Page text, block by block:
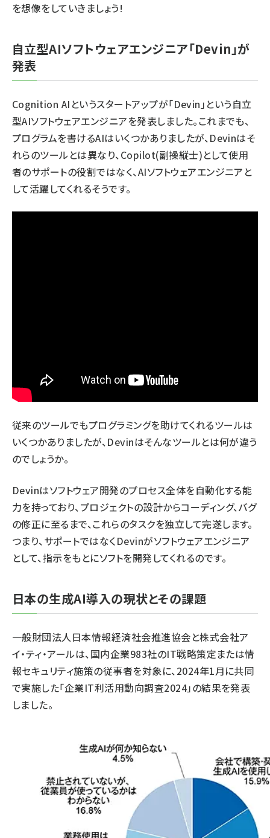
を想像をしていきましょう!
自立型AIソフトウェアエンジニア「Devin」が
発表
Cognition AIというスタートアップが「Devin」という自立
型AIソフトウェアエンジニアを発表しました。これまでも、
プログラムを書けるAIはいくつかありましたが、Devinはそ
れらのツールとは異なり、Copilot(副操縦士)として使用
者のサポートの役割ではなく、AIソフトウェアエンジニアと
して活躍してくれるそうです。
従来のツールでもプログラミングを助けてくれるツールは
いくつかありましたが、Devinはそんなツールとは何が違う
のでしょうか。
Devinはソフトウェア開発のプロセス全体を自動化する能
力を持っており、プロジェクトの設計からコーディング、バグ
の修正に至るまで、これらのタスクを独立して完遂します。
つまり、サポートではなくDevinがソフトウェアエンジニア
として、指示をもとにソフトを開発してくれるのです。
日本の生成AI導入の現状とその課題
一般財団法人日本情報経済社会推進協会と株式会社ア
イ・ティ・アールは、国内企業983社のIT戦略策定または情
報セキュリティ施策の従事者を対象に、2024年1月に共同
で実施した「企業IT利活用動向調査2024」の結果を発表
しました。